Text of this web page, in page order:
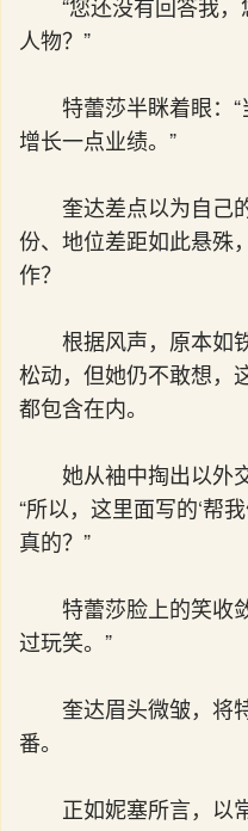
“您还没有回答我
人物？”
特蕾莎半眯着眼：
增长一点业绩。”
奎达差点以为自
份、地位差距如此悬殊
作？
根据风声，原本如
松动，但她仍不敢想，
都包含在内。
她从袖中掏出以外
“所以，这里面写的‘帮
真的？”
特蕾莎脸上的笑收
过玩笑。”
奎达眉头微皱，将
番。
正如妮塞所言，以